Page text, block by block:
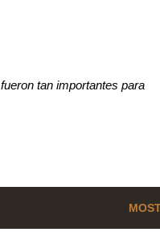
tan importantes para